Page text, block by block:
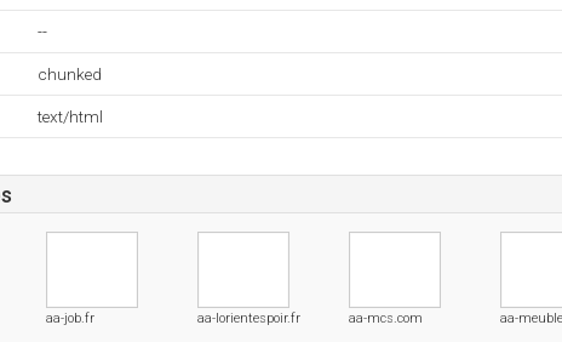
--
chunked
text/html
aa-job.fr aa-lorientespoir.fr aa-mcs.com aa-